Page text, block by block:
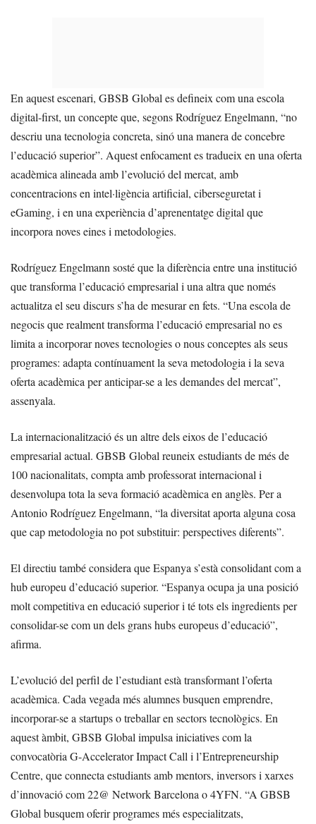
En aquest escenari, GBSB Global es defineix com una escola
digital-first, un concepte que, segons Rodríguez Engelmann, “no
descriu una tecnologia concreta, sinó una manera de concebre
l’educació superior”. Aquest enfocament es tradueix en una oferta
acadèmica alineada amb l’evolució del mercat, amb
concentracions en intel·ligència artificial, ciberseguretat i
eGaming, i en una experiència d’aprenentatge digital que
incorpora noves eines i metodologies.
Rodríguez Engelmann sosté que la diferència entre una institució
que transforma l’educació empresarial i una altra que només
actualitza el seu discurs s’ha de mesurar en fets. “Una escola de
negocis que realment transforma l’educació empresarial no es
limita a incorporar noves tecnologies o nous conceptes als seus
programes: adapta contínuament la seva metodologia i la seva
oferta acadèmica per anticipar-se a les demandes del mercat”,
assenyala.
La internacionalització és un altre dels eixos de l’educació
empresarial actual. GBSB Global reuneix estudiants de més de
100 nacionalitats, compta amb professorat internacional i
desenvolupa tota la seva formació acadèmica en anglès. Per a
Antonio Rodríguez Engelmann, “la diversitat aporta alguna cosa
que cap metodologia no pot substituir: perspectives diferents”.
El directiu també considera que Espanya s’està consolidant com a
hub europeu d’educació superior. “Espanya ocupa ja una posició
molt competitiva en educació superior i té tots els ingredients per
consolidar-se com un dels grans hubs europeus d’educació”,
afirma.
L’evolució del perfil de l’estudiant està transformant l’oferta
acadèmica. Cada vegada més alumnes busquen emprendre,
incorporar-se a startups o treballar en sectors tecnològics. En
aquest àmbit, GBSB Global impulsa iniciatives com la
convocatòria G-Accelerator Impact Call i l’Entrepreneurship
Centre, que connecta estudiants amb mentors, inversors i xarxes
d’innovació com 22@ Network Barcelona o 4YFN. “A GBSB
Global busquem oferir programes més especialitzats,